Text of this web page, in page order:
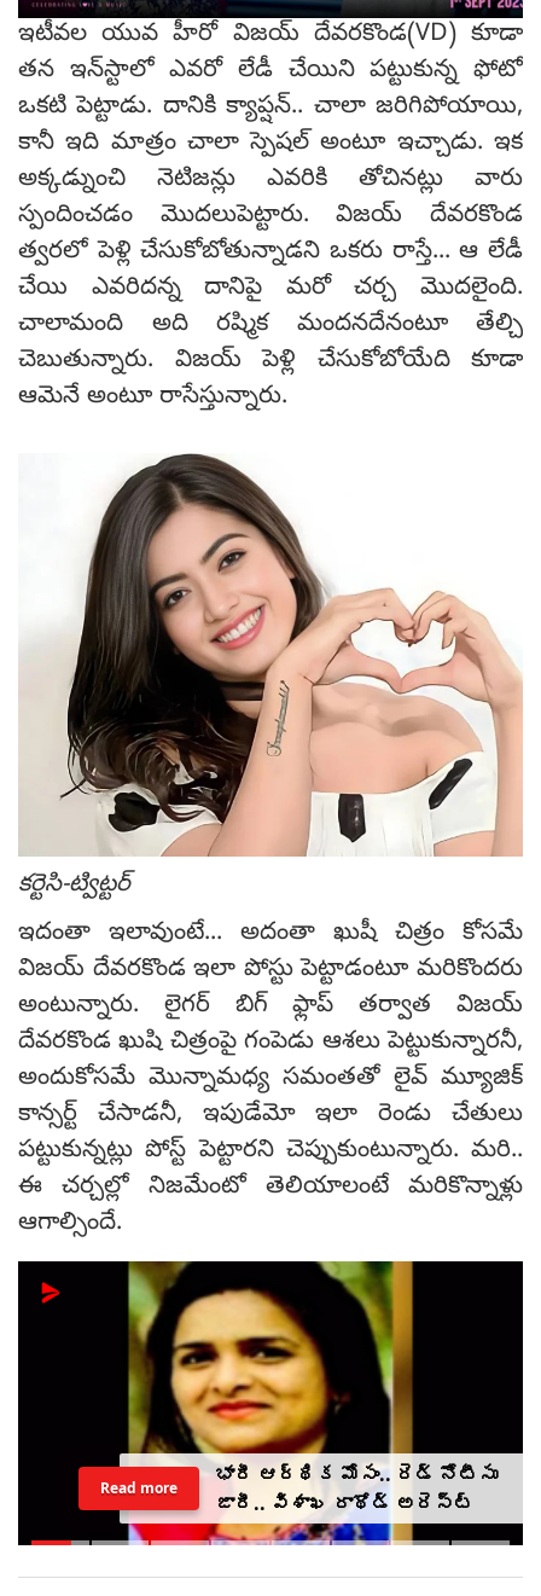
ఇటీవల యువ హీరో విజయ్ దేవరకొండ(VD) కూడా
తన ఇన్‌స్టాలో ఎవరో లేడీ చేయిని పట్టుకున్న ఫోటో
ఒకటి పెట్టాడు. దానికి క్యాప్షన్.. చాలా జరిగిపోయాయి,
కానీ ఇది మాత్రం చాలా స్పెషల్ అంటూ ఇచ్చాడు. ఇక
అక్కడ్నుంచి నెటిజన్లు ఎవరికి తోచినట్లు వారు
స్పందించడం మొదలుపెట్టారు. విజయ్ దేవరకొండ
త్వరలో పెళ్లి చేసుకోబోతున్నాడని ఒకరు రాస్తే... ఆ లేడీ
చేయి ఎవరిదన్న దానిపై మరో చర్చ మొదలైంది.
చాలామంది అది రష్మిక మందనదేనంటూ తేల్చి
చెబుతున్నారు. విజయ్ పెళ్లి చేసుకోబోయేది కూడా
ఆమెనే అంటూ రాసేస్తున్నారు.
కర్టెసి-ట్విట్టర్
ఇదంతా ఇలావుంటే... అదంతా ఖుషీ చిత్రం కోసమే
విజయ్ దేవరకొండ ఇలా పోస్టు పెట్టాడంటూ మరికొందరు
అంటున్నారు. లైగర్ బిగ్ ఫ్లాప్ తర్వాత విజయ్
దేవరకొండ ఖుషి చిత్రంపై గంపెడు ఆశలు పెట్టుకున్నారనీ,
అందుకోసమే మొన్నామధ్య సమంతతో లైవ్ మ్యూజిక్
కాన్సర్ట్ చేసాడనీ, ఇపుడేమో ఇలా రెండు చేతులు
పట్టుకున్నట్లు పోస్ట్ పెట్టారని చెప్పుకుంటున్నారు. మరి..
ఈ చర్చల్లో నిజమేంటో తెలియాలంటే మరికొన్నాళ్లు
ఆగాల్సిందే.
భారీ ఆర్థిక మోసం.. రెడ్ నోటీసు
జారీ.. విశాఖ రాథోడ్‌‌ అరెస్ట్
Read more